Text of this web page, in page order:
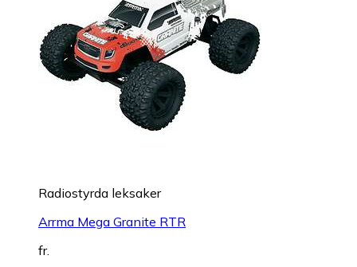
Radiostyrda leksaker
Arrma Mega Granite RTR
fr.